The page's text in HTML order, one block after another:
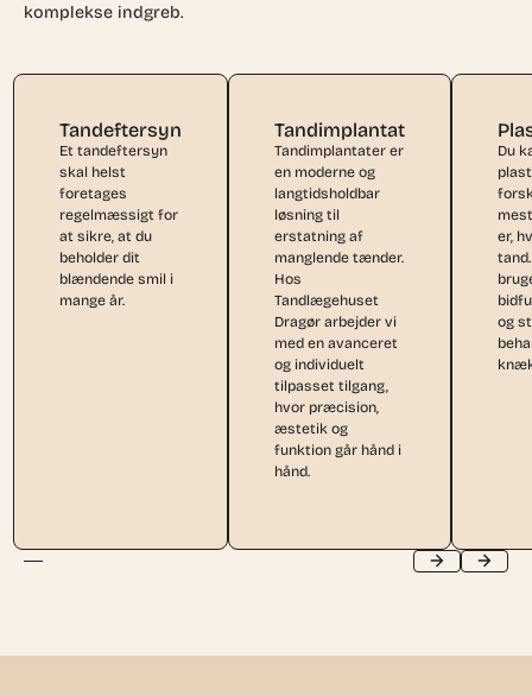
komplekse indgreb.
Tandeftersyn
Et tandeftersyn
skal helst
foretages
regelmæssigt for
at sikre, at du
beholder dit
blændende smil i
mange år.
Tandimplantat
Tandimplantater er
en moderne og
langtidsholdbar
løsning til
erstatning af
manglende tænder.
Hos
Tandlægehuset
Dragør arbejder vi
med en avanceret
og individuelt
tilpasset tilgang,
hvor præcision,
æstetik og
funktion går hånd i
hånd.
Du
er,
og